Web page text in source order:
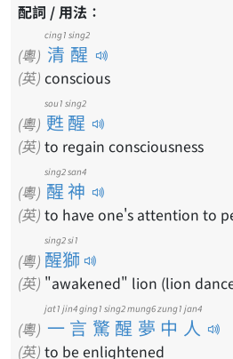
配詞 / 用法：
(粵) 清醒
cing1 sing2
(英) conscious
(粵) 甦醒
sou1 sing2
(英) to regain consciousness
(粵) 醒神
sing2 san4
(英) to have one's attention to
(粵) 醒獅
sing2 si1
(英) "awakened" lion (lion
(粵) 一言驚醒夢中人
jat1 jin4 ging1 sing2 mung6 zung1 jan4
(英) to be enlightened